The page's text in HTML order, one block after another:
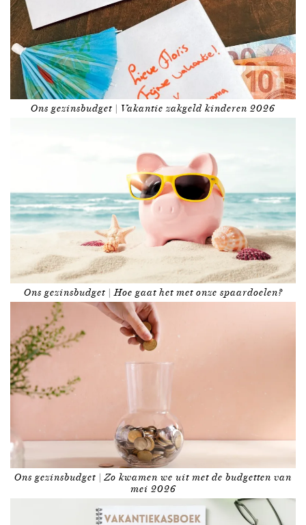
Ons gezinsbudget | Vakantie zakgeld kinderen 2026
Ons gezinsbudget | Hoe gaat het met onze spaardoelen?
Ons gezinsbudget | Zo kwamen we uit met de budgetten van
mei 2026